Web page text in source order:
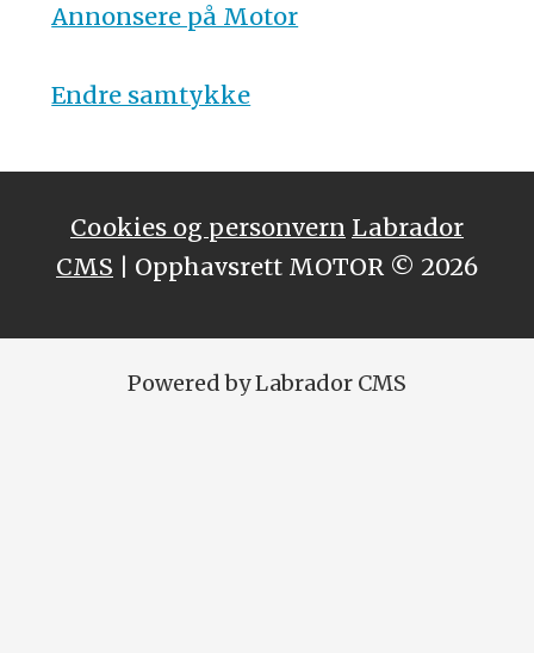
Annonsere på Motor
Endre samtykke
Cookies og personvern Labrador
CMS | Opphavsrett MOTOR © 2026
Powered by Labrador CMS